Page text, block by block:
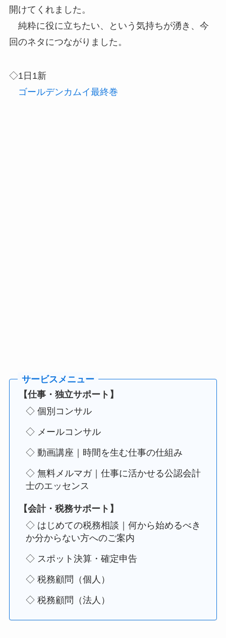
開けてくれました。
純粋に役に立ちたい、という気持ちが湧き、今
回のネタにつながりました。
◇1日1新
ゴールデンカムイ最終巻
【仕事・独立サポート】
◇ 個別コンサル
◇ メールコンサル
◇ 動画講座｜時間を生む仕事の仕組み
◇ 無料メルマガ｜仕事に活かせる公認会計
士のエッセンス
【会計・税務サポート】
◇ はじめての税務相談｜何から始めるべき
か分からない方へのご案内
◇ スポット決算・確定申告
◇ 税務顧問（個人）
◇ 税務顧問（法人）